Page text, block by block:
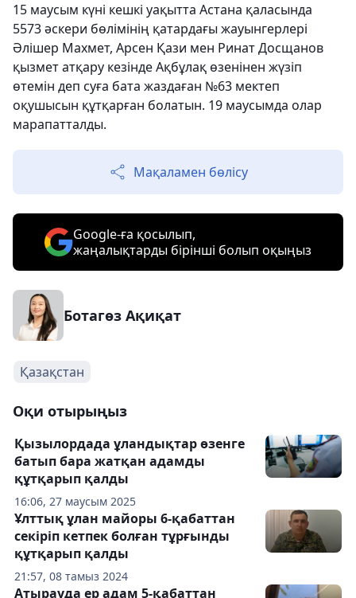
15 маусым күні кешкі уақытта Астана қаласында
5573 әскери бөлімінің қатардағы жауынгерлері
Әлішер Махмет, Арсен Қази мен Ринат Досщанов
қызмет атқару кезінде Ақбұлақ өзенінен жүзіп
өтемін деп суға бата жаздаған №63 мектеп
оқушысын құтқарған болатын. 19 маусымда олар
марапатталды.
Мақаламен бөлісу
Google-ға қосылып,
жаңалықтарды бірінші болып оқыңыз
Ботагөз Ақиқат
Қазақстан
Оқи отырыңыз
16:06, 27 маусым 2025
Қызылордада ұландықтар өзенге
батып бара жатқан адамды
құтқарып қалды
21:57, 08 тамыз 2024
Ұлттық ұлан майоры 6-қабаттан
секіріп кетпек болған тұрғынды
құтқарып қалды
Атырауда ер адам 5-қабаттан